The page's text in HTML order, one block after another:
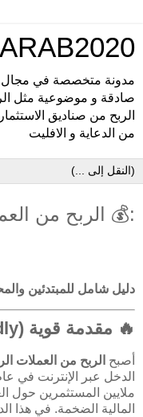
مدونة متخصصة في مجال
صادقة و موضوعية مثل
الربح من صناديق
من الدعاية و الافليت
:💰 الربح من
دليل شامل للمبتدئين
🔥 مقدمة قوية (SEO Friendly)
أصبح الربح من العملات
ملايين المستثمرين حول
المالية الضخمة. في